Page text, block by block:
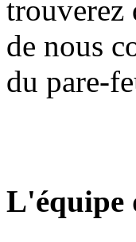
trouverez
de nous
du pare-
L'équipe